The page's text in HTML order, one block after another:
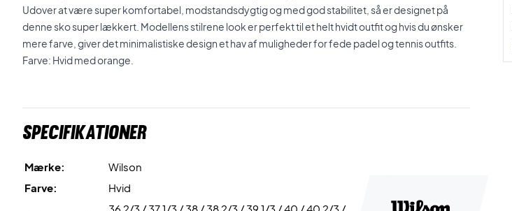
Udover at være super komfortabel, modstandsdygtig og med god stabilitet, så er designet på
denne sko super lækkert. Modellens stilrene look er perfekt til et helt hvidt outfit og hvis du ønsker
mere farve, giver det minimalistiske design et hav af muligheder for fede padel og tennis outfits.
Farve: Hvid med orange.
Specifikationer
Mærke:
Wilson
Farve:
Hvid